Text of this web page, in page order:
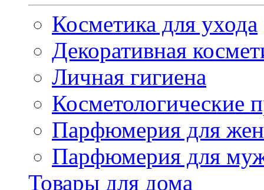
Косметика для ухода
Декоративная
Личная гигиена
Косметологические
Парфюмерия для
Парфюмерия для
Товары для дома